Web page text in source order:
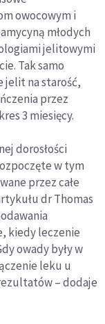
owocowym i
młodych
jelitowymi
Tak samo
jelit na starość,
przez
3 miesięcy.
dorosłości
w tym
przez całe
dr Thomas
kiedy leczenie
owady były w
leku u
– dodaje